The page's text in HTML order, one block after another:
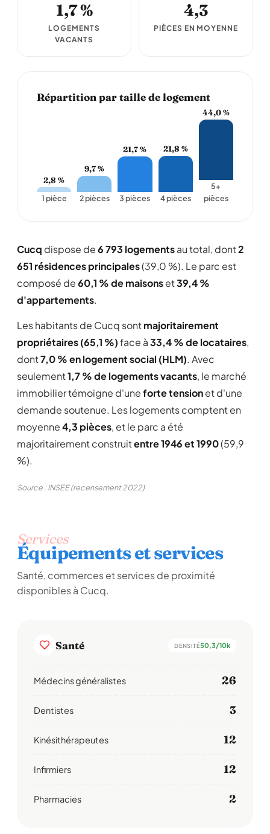
1,7 %
LOGEMENTS
VACANTS
4,3
PIÈCES EN MOYENNE
Répartition par taille de logement
2,8 %
1 pièce
9,7 %
2 pièces
21,7 %
3 pièces
21,8 %
4 pièces
44,0 %
5+
pièces
Cucq dispose de6 793 logementsau total, dont2
651 résidences principales(39,0 %). Le parc est
composé de60,1 % de maisonset39,4 %
d'appartements.
Les habitants de Cucq sontmajoritairement
propriétaires (65,1 %)face à33,4 % de locataires,
dont7,0 % en logement social (HLM). Avec
seulement1,7 % de logements vacants, le marché
immobilier témoigne d'uneforte tensionet d'une
demande soutenue. Les logements comptent en
moyenne4,3 pièces, et le parc a été
majoritairement construitentre 1946 et 1990(59,9
%).
Source : INSEE (recensement 2022)
Services
Équipements et services
Santé, commerces et services de proximité
disponibles à Cucq.
Santé DENSITÉ50,3/10k
Médecins généralistes 26
Dentistes 3
Kinésithérapeutes 12
Infirmiers 12
Pharmacies 2